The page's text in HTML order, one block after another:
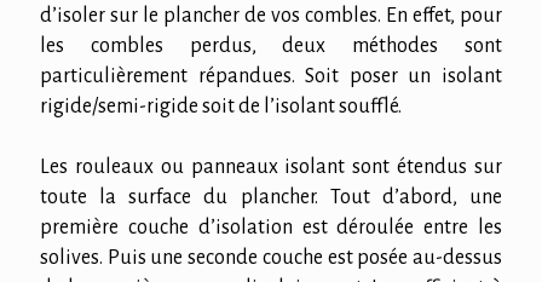
d’isoler sur le plancher de vos combles. En effet, pour
les combles perdus, deux méthodes sont
particulièrement répandues. Soit poser un isolant
rigide/semi-rigide soit de l’isolant soufflé.
Les rouleaux ou panneaux isolant sont étendus sur
toute la surface du plancher. Tout d’abord, une
première couche d’isolation est déroulée entre les
solives. Puis une seconde couche est posée au-dessus